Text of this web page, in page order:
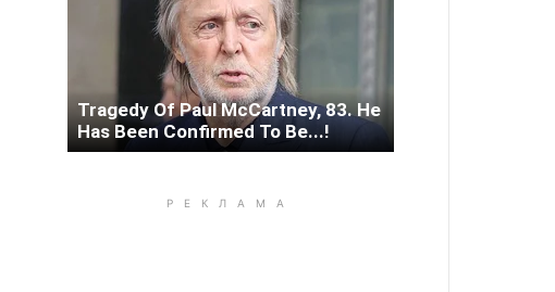
Tragedy Of Paul McCartney, 83. He
Has Been Confirmed To Be...!